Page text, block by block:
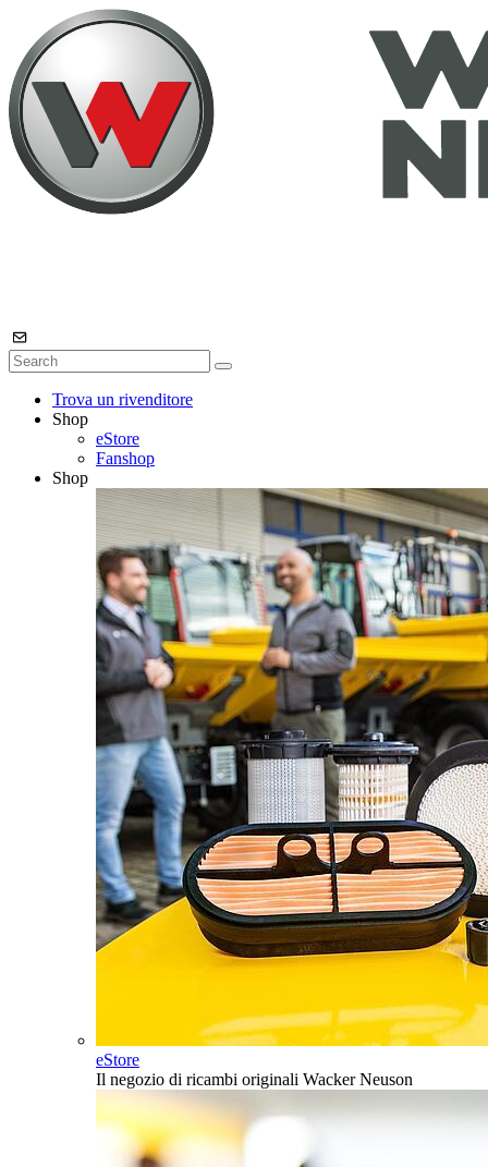
Trova un rivenditore
Shop
eStore
Fanshop
Shop
eStore
Il negozio di ricambi originali Wacker Neuson